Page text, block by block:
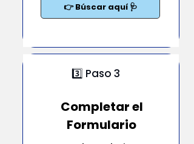
👉 Búscar aquí 🩺
3️⃣ Paso 3
Completar el
Formulario